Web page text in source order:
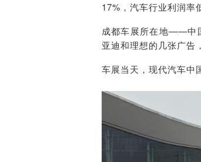
17%，汽车行业利润率
成都车展所在地——中
亚迪和理想的几张广告
车展当天，现代汽车中